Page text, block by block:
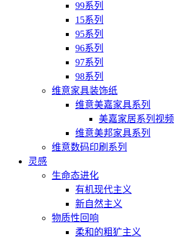
99系列
15系列
95系列
96系列
97系列
98系列
维意家具装饰纸
维意美嘉家具系列
美嘉家居系列视频
维意美邦家具系列
维意数码印刷系列
灵感
生命态进化
有机现代主义
新自然主义
物质性回响
柔和的粗犷主义